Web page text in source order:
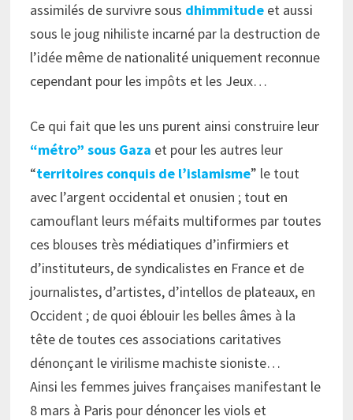
assimilés de survivre sous dhimmitude et aussi
sous le joug nihiliste incarné par la destruction de
l’idée même de nationalité uniquement reconnue
cependant pour les impôts et les Jeux…
Ce qui fait que les uns purent ainsi construire leur
“métro” sous Gaza et pour les autres leur
“territoires conquis de l’islamisme” le tout
avec l’argent occidental et onusien ; tout en
camouflant leurs méfaits multiformes par toutes
ces blouses très médiatiques d’infirmiers et
d’instituteurs, de syndicalistes en France et de
journalistes, d’artistes, d’intellos de plateaux, en
Occident ; de quoi éblouir les belles âmes à la
tête de toutes ces associations caritatives
dénonçant le virilisme machiste sioniste…
Ainsi les femmes juives françaises manifestant le
8 mars à Paris pour dénoncer les viols et